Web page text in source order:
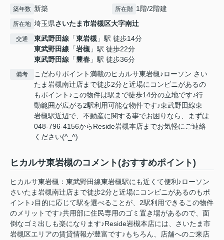
築年数 新築 所在階 1階/2階建
所在地 埼玉県さいたま市岩槻区大字南辻
交通 東武野田線 「東岩槻 」駅 徒歩14分
東武野田線 「岩槻 」駅 徒歩22分
東武野田線 「豊春 」駅 徒歩36分
備考
こだわりポイント満載のヒカルサ東岩槻♪ローソン さい
たま岩槻南辻店まで徒歩2分と近場にコンビニがあるの
もポイント♪この物件は駅まで徒歩14分の立地です♪行
動範囲が広がる2駅利用可能な物件です♪東武野田線東
岩槻駅近辺で、不動産に関する事でお困りなら、まずは
048-796-4156からReside岩槻本店までお気軽にご連絡
ください(^_^)
ヒカルサ東岩槻のコメント(おすすめポイント)
ヒカルサ東岩槻：東武野田線東岩槻駅にも近くて便利♪ローソン
さいたま岩槻南辻店まで徒歩2分と近場にコンビニがあるのもポ
イント♪目的に応じて駅を選べることが、2駅利用できるこの物件
のメリットです♪共用部に住民専用のゴミ置き場があるので、面
倒なゴミ出しも楽になります♪Reside岩槻本店には、さいたま市
岩槻区エリアの賃貸情報が豊富です♪もちろん、店舗へのご来店